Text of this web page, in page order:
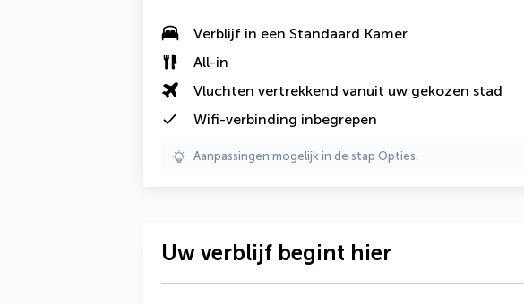
Verblijf in een Standaard Kamer
All-in
Vluchten vertrekkend vanuit uw gekozen stad
Wifi-verbinding inbegrepen
Aanpassingen mogelijk in de stap Opties.
Uw verblijf begint hier